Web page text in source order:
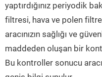
yaptırdığınız periyodik
filtresi, hava ve polen
aracınızın sağlığı ve
maddeden oluşan bir
Bu kontroller sonucu